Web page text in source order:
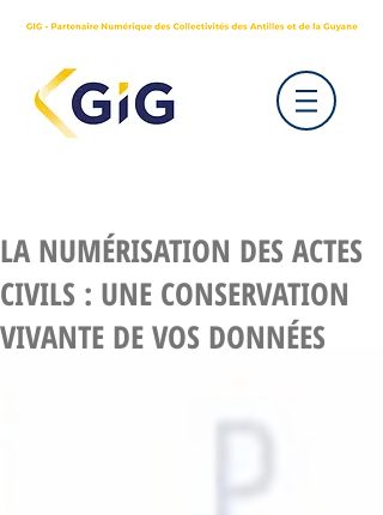
LA NUMÉRISATION DES ACTES
CIVILS : UNE CONSERVATION
VIVANTE DE VOS DONNÉES